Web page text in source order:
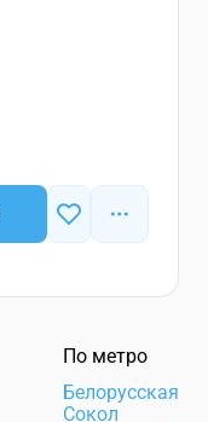
По метро
Белорусская
Сокол